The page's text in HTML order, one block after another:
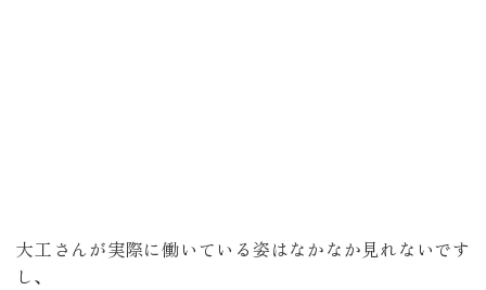
大工さんが実際に働いている姿はなかなか見れないです
し、